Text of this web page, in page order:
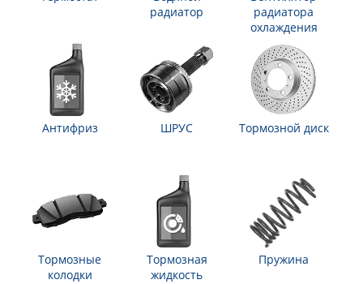
радиатор
радиатора
охлаждения
Антифриз ШРУС Тормозной диск
Тормозные
колодки
Тормозная
жидкость
Пружина